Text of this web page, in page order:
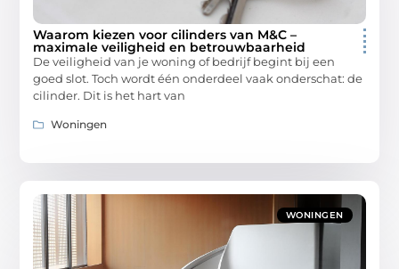
Waarom kiezen voor cilinders van M&C –
maximale veiligheid en betrouwbaarheid
De veiligheid van je woning of bedrijf begint bij een
goed slot. Toch wordt één onderdeel vaak onderschat: de
cilinder. Dit is het hart van
Woningen
WONINGEN